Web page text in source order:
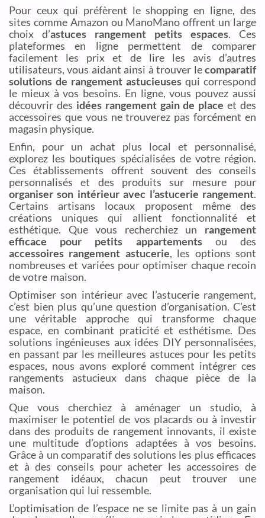
Pour ceux qui préfèrent le shopping en ligne, des
sites comme Amazon ou ManoMano offrent un large
choix d’astuces rangement petits espaces. Ces
plateformes en ligne permettent de comparer
facilement les prix et de lire les avis d’autres
utilisateurs, vous aidant ainsi à trouver lecomparatif
solutions de rangement astucieuses qui correspond
le mieux à vos besoins. En ligne, vous pouvez aussi
découvrir des idées rangement gain de place et des
accessoires que vous ne trouverez pas forcément en
magasin physique.
Enfin, pour un achat plus local et personnalisé,
explorez les boutiques spécialisées de votre région.
Ces établissements offrent souvent des conseils
personnalisés et des produits sur mesure pour
organiser son intérieur avec l’astucerie rangement.
Certains artisans locaux proposent même des
créations uniques qui allient fonctionnalité et
esthétique. Que vous recherchiez un rangement
efficace pour petits appartementsou des
accessoires rangement astucerie, les options sont
nombreuses et variées pour optimiser chaque recoin
de votre maison.
Optimiser son intérieur avec l’astucerie rangement,
c’est bien plus qu’une question d’organisation. C’est
une véritable approche qui transforme chaque
espace, en combinant praticité et esthétisme. Des
solutions ingénieuses aux idées DIY personnalisées,
en passant par les meilleures astuces pour les petits
espaces, nous avons exploré comment intégrer ces
rangements astucieux dans chaque pièce de la
maison.
Que vous cherchiez à aménager un studio, à
maximiser le potentiel de vos placards ou à investir
dans des produits de rangement innovants, il existe
une multitude d’options adaptées à vos besoins.
Grâce à un comparatif des solutions les plus efficaces
et à des conseils pour acheter les accessoires de
rangement idéaux, chacun peut trouver une
organisation qui lui ressemble.
L’optimisation de l’espace ne se limite pas à un gain